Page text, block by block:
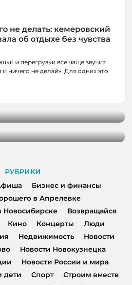
не делать: кемеровский
об отдыхе без чувства
и перегрузки все чаще звучит
и ничего не делай». Для одних это
НОВОСТИ КЕМЕРОВО
репортаж с
РУБРИКИ
Бизнес и финансы
в Апрелевке
Новосибирске
Возвращайся
Кино Концерты
Люди
Недвижимость
Новости
Новости Новокузнецка
Новости России и мира
дети Спорт
Строим вместе